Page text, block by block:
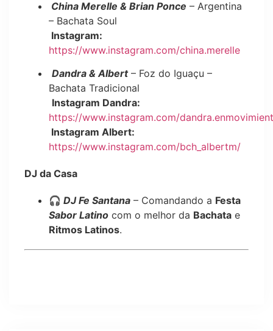
China Merelle & Brian Ponce – Argentina
– Bachata Soul
Instagram:
https://www.instagram.com/china.merelle
Dandra & Albert– Foz do Iguaçu –
Bachata Tradicional
Instagram Dandra:
https://www.instagram.com/
Instagram Albert:
https://www.instagram.com/bch_albertm/
DJ da Casa
🎧 DJ Fe Santana – Comandando a Festa
Sabor Latino com o melhor da Bachata e
Ritmos Latinos.